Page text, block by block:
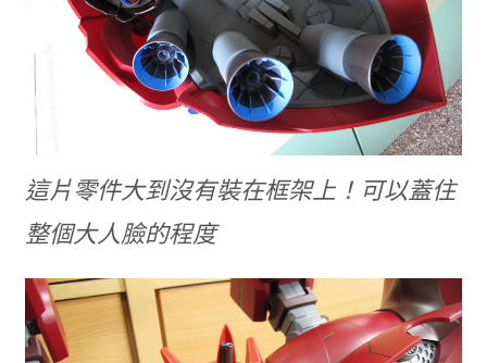
這片零件大到沒有裝在框架上！可以蓋住
整個大人臉的程度